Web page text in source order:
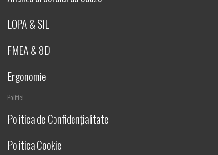
LOPA & SIL
FMEA & 8D
Ergonomie
Politici
Politica de Confidențialitate
Politica Cookie